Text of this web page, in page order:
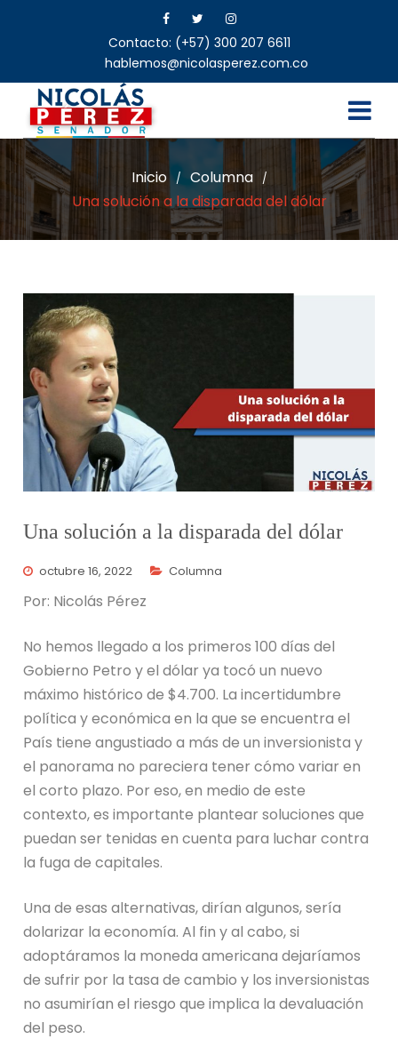
Contacto: (+57) 300 207 6611
hablemos@nicolasperez.com.co
Inicio / Columna /
Una solución a la disparada del dólar
Una solución a la disparada del dólar
octubre 16, 2022 Columna
Por: Nicolás Pérez
No hemos llegado a los primeros 100 días del
Gobierno Petro y el dólar ya tocó un nuevo
máximo histórico de $4.700. La incertidumbre
política y económica en la que se encuentra el
País tiene angustiado a más de un inversionista y
el panorama no pareciera tener cómo variar en
el corto plazo. Por eso, en medio de este
contexto, es importante plantear soluciones que
puedan ser tenidas en cuenta para luchar contra
la fuga de capitales.
Una de esas alternativas, dirían algunos,sería
dolarizar la economía. Al fin y al cabo, si
adoptáramos la moneda americana dejaríamos
de sufrir por la tasa de cambio y los inversionistas
no asumirían el riesgo que implica la devaluación
del peso.